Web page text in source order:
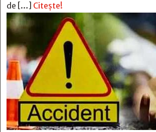
de […] Citește!